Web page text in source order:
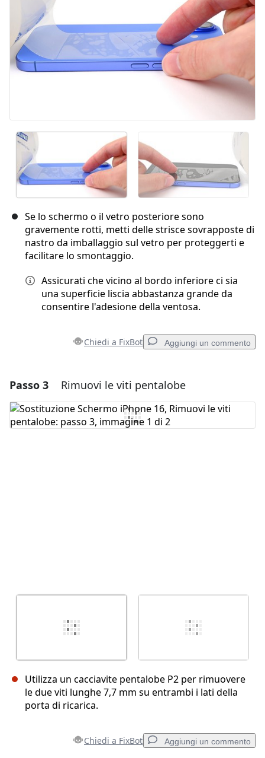
Se lo schermo o il vetro posteriore sono
gravemente rotti, metti delle strisce sovrapposte di
nastro da imballaggio sul vetro per proteggerti e
facilitare lo smontaggio.
Assicurati che vicino al bordo inferiore ci sia
una superficie liscia abbastanza grande da
consentire l'adesione della ventosa.
Chiedi a FixBot Aggiungi un commento
Aggiungi un commento
Aggiungi Commento
Passo 3 Rimuovi le viti pentalobe
Utilizza un cacciavite pentalobe P2 per rimuovere
le due viti lunghe 7,7 mm su entrambi i lati della
porta di ricarica.
Chiedi a FixBot Aggiungi un commento